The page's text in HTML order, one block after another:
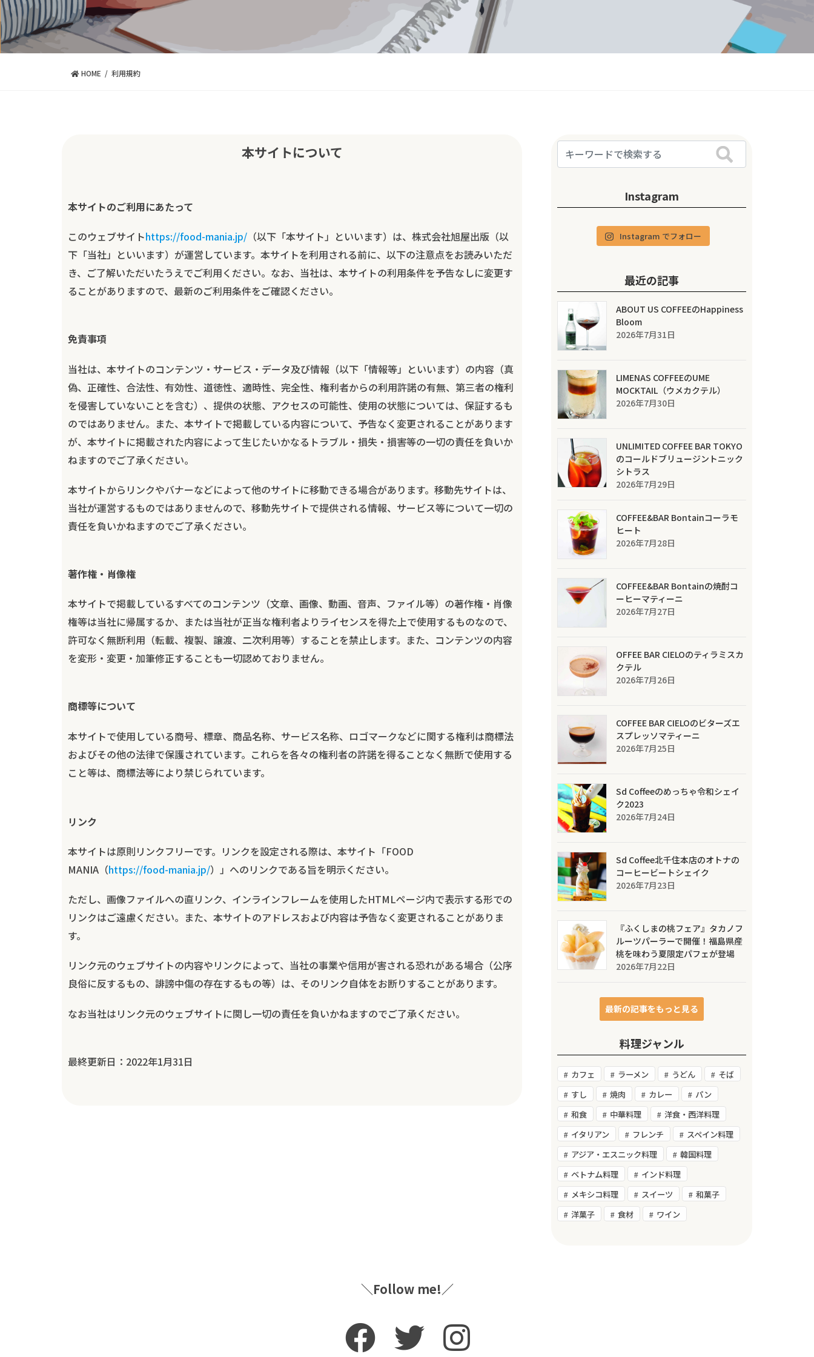
HOME 利用規約
本サイトについて
本サイトのご利用にあたって
このウェブサイトhttps://food-mania.jp/ （以下「本サイト」といいます）は、株式会社旭屋出版（以
下「当社」といいます）が運営しています。本サイトを利用される前に、以下の注意点をお読みいただ
き、ご了解いただいたうえでご利用ください。なお、当社は、本サイトの利用条件を予告なしに変更す
ることがありますので、最新のご利用条件をご確認ください。
免責事項
当社は、本サイトのコンテンツ・サービス・データ及び情報（以下「情報等」といいます）の内容（真
偽、正確性、合法性、有効性、道徳性、適時性、完全性、権利者からの利用許諾の有無、第三者の権利
を侵害していないことを含む）、提供の状態、アクセスの可能性、使用の状態については、保証するも
のではありません。また、本サイトで掲載している内容について、予告なく変更されることがあります
が、本サイトに掲載された内容によって生じたいかなるトラブル・損失・損害等の一切の責任を負いか
ねますのでご了承ください。
本サイトからリンクやバナーなどによって他のサイトに移動できる場合があります。移動先サイトは、
当社が運営するものではありませんので、移動先サイトで提供される情報、サービス等について一切の
責任を負いかねますのでご了承ください。
著作権・肖像権
本サイトで掲載しているすべてのコンテンツ（文章、画像、動画、音声、ファイル等）の著作権・肖像
権等は当社に帰属するか、または当社が正当な権利者よりライセンスを得た上で使用するものなので、
許可なく無断利用（転載、複製、譲渡、二次利用等）することを禁止します。また、コンテンツの内容
を変形・変更・加筆修正することも一切認めておりません。
商標等について
本サイトで使用している商号、標章、商品名称、サービス名称、ロゴマークなどに関する権利は商標法
およびその他の法律で保護されています。これらを各々の権利者の許諾を得ることなく無断で使用する
こと等は、商標法等により禁じられています。
リンク
本サイトは原則リンクフリーです。リンクを設定される際は、本サイト「FOOD
MANIA（https://food-mania.jp/）」へのリンクである旨を明示ください。
ただし、画像ファイルへの直リンク、インラインフレームを使用したHTMLページ内で表示する形での
リンクはご遠慮ください。また、本サイトのアドレスおよび内容は予告なく変更されることがありま
す。
リンク元のウェブサイトの内容やリンクによって、当社の事業や信用が害される恐れがある場合（公序
良俗に反するもの、誹謗中傷の存在するもの等）は、そのリンク自体をお断りすることがあります。
なお当社はリンク元のウェブサイトに関し一切の責任を負いかねますのでご了承ください。
最終更新日：2022年1月31日
Instagram
Instagram でフォロー
最近の記事
ABOUT US COFFEEのHappiness
Bloom
2026年7月31日
LIMENAS COFFEEのUME
MOCKTAIL（ウメカクテル）
2026年7月30日
UNLIMITED COFFEE BAR TOKYO
のコールドブリュージントニック
シトラス
2026年7月29日
COFFEE&BAR Bontainコーラモ
ヒート
2026年7月28日
COFFEE&BAR Bontainの焼酎コ
ーヒーマティーニ
2026年7月27日
OFFEE BAR CIELOのティラミスカ
クテル
2026年7月26日
COFFEE BAR CIELOのビターズエ
スプレッソマティーニ
2026年7月25日
Sd Coffeeのめっちゃ令和シェイ
ク2023
2026年7月24日
Sd Coffee北千住本店のオトナの
コーヒービートシェイク
2026年7月23日
『ふくしまの桃フェア』タカノフ
ルーツパーラーで開催！福島県産
桃を味わう夏限定パフェが登場
2026年7月22日
最新の記事をもっと見る
料理ジャンル
カフェ ラーメン うどん
そば
すし
焼肉 カレー
パン
和食
中華料理
洋食・西洋料理
イタリアン
フレンチ
スペイン料理
アジア・エスニック料理
韓国料理
ベトナム料理
インド料理
メキシコ料理
スイーツ
和菓子
洋菓子
食材 ワイン
＼Follow me!／